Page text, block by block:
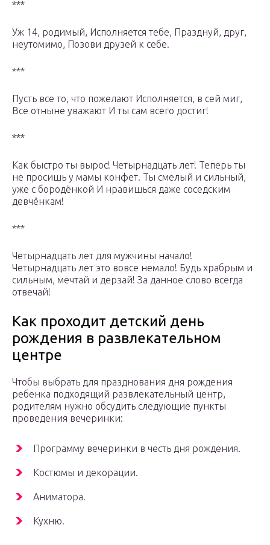
***
Уж 14, родимый, Исполняется тебе, Празднуй, друг,
неутомимо, Позови друзей к себе.
***
Пусть все то, что пожелают Исполняется, в сей миг,
Все отныне уважают И ты сам всего достиг!
***
Как быстро ты вырос! Четырнадцать лет! Теперь ты
не просишь у мамы конфет. Ты смелый и сильный,
уже с бородёнкой И нравишься даже соседским
девчёнкам!
***
Четырнадцать лет для мужчины начало!
Четырнадцать лет это вовсе немало! Будь храбрым и
сильным, мечтай и дерзай! За данное слово всегда
отвечай!
Как проходит детский день
рождения в развлекательном
центре
Чтобы выбрать для празднования дня рождения
ребенка подходящий развлекательный центр,
родителям нужно обсудить следующие пункты
проведения вечеринки:
Программу вечеринки в честь дня рождения.
Костюмы и декорации.
Аниматора.
Кухню.